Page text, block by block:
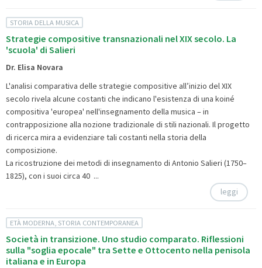
STORIA DELLA MUSICA
Strategie compositive transnazionali nel XIX secolo. La
'scuola' di Salieri
Dr. Elisa Novara
L'analisi comparativa delle strategie compositive all’inizio del XIX
secolo rivela alcune costanti che indicano l'esistenza di una koiné
compositiva 'europea' nell'insegnamento della musica – in
contrapposizione alla nozione tradizionale di stili nazionali. Il progetto
di ricerca mira a evidenziare tali costanti nella storia della
composizione.
La ricostruzione dei metodi di insegnamento di Antonio Salieri (1750–
1825), con i suoi circa 40 ...
leggi
ETÀ MODERNA, STORIA CONTEMPORANEA
Società in transizione. Uno studio comparato. Riflessioni
sulla "soglia epocale" tra Sette e Ottocento nella penisola
italiana e in Europa